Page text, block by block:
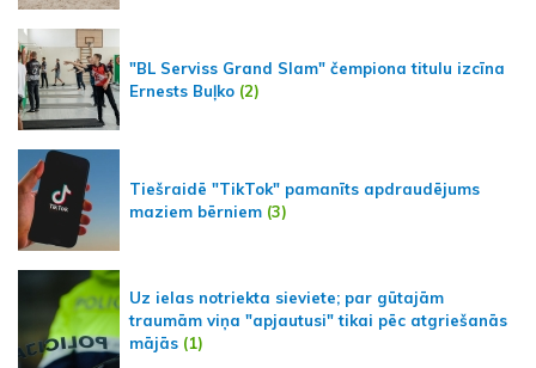
"BL Serviss Grand Slam" čempiona titulu izcīna
Ernests Buļko (2)
Tiešraidē "TikTok" pamanīts apdraudējums
maziem bērniem (3)
Uz ielas notriekta sieviete; par gūtajām
traumām viņa "apjautusi" tikai pēc atgriešanās
mājās (1)